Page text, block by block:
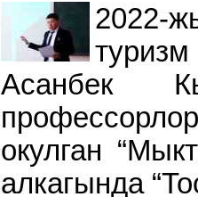
2022-
Асанбек
окулган
алкагында